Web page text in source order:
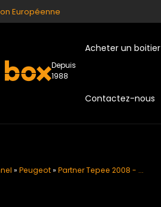
Européenne
Depuis
1988
Acheter un
Contactez-nous
» Peugeot» Partner Tepee 2008 - ...